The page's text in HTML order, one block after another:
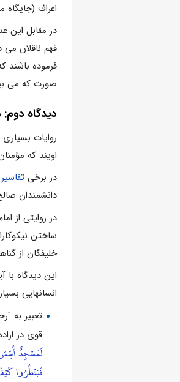
اعراف
در مقابل این
فهم ناقلان
فرموده باشند
صورت که مى‏
دیدگاه دوم:
روایات‌ بسیاری‌
اویند که‌
در برخى‌ تفاسیر
دانشمندان‌
در روایتى‌ از
ساختن‌
خلیفگان‌ از
این دیدگاه با
انسانهایی
تعبیر به
قوى در
لَمَسْجِدٌ أُسِّسَ
فَيَنْظُرُوا